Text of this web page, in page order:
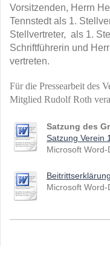
Vorsitzenden, Herrn
Tennstedt als 1.
Stellvertreter, als 1.
Schriftführerin und
vertreten.
Für die Pressearbeit des
Mitglied Rudolf Roth
Satzung des
Satzung Verein
Microsoft
Microsoft